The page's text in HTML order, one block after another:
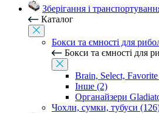
Зберігання і
Каталог
Бокси та ємності для
Бокси та ємності для
Brain, Select,
Інше (2)
Органайзери
Чохли, сумки, тубуси